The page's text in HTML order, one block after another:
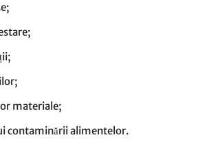
materiale;
contaminării alimentelor.